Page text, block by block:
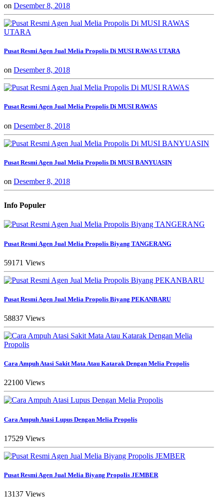
on Desember 8, 2018
Pusat Resmi Agen Jual Melia Propolis Di MUSI RAWAS UTARA
on Desember 8, 2018
Pusat Resmi Agen Jual Melia Propolis Di MUSI RAWAS
on Desember 8, 2018
Pusat Resmi Agen Jual Melia Propolis Di MUSI BANYUASIN
on Desember 8, 2018
Info Populer
Pusat Resmi Agen Jual Melia Propolis Biyang TANGERANG
59171 Views
Pusat Resmi Agen Jual Melia Propolis Biyang PEKANBARU
58837 Views
Cara Ampuh Atasi Sakit Mata Atau Katarak Dengan Melia Propolis
22100 Views
Cara Ampuh Atasi Lupus Dengan Melia Propolis
17529 Views
Pusat Resmi Agen Jual Melia Biyang Propolis JEMBER
13137 Views